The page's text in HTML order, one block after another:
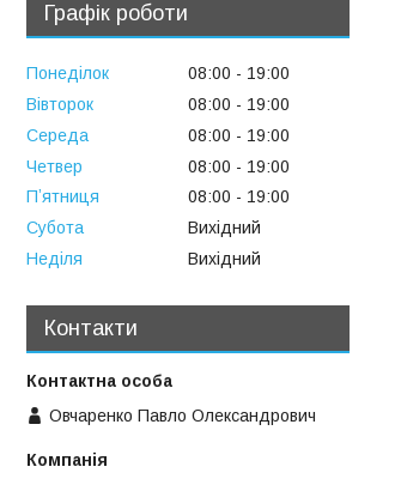
Графік роботи
Понеділок 08:00
19:00
Вівторок
08:00
19:00
Середа
08:00
19:00
Четвер
08:00
19:00
Пʼятниця
08:00
19:00
Субота
Вихідний
Неділя
Вихідний
Контакти
Овчаренко Павло Олександрович